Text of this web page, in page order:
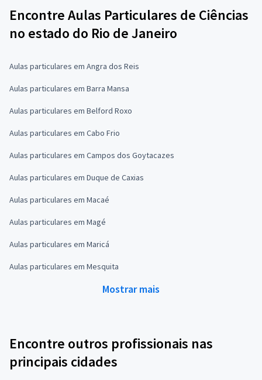
Encontre Aulas Particulares de Ciências
no estado do Rio de Janeiro
Aulas particulares em Angra dos Reis
Aulas particulares em Barra Mansa
Aulas particulares em Belford Roxo
Aulas particulares em Cabo Frio
Aulas particulares em Campos dos Goytacazes
Aulas particulares em Duque de Caxias
Aulas particulares em Macaé
Aulas particulares em Magé
Aulas particulares em Maricá
Aulas particulares em Mesquita
Mostrar mais
Encontre outros profissionais nas
principais cidades